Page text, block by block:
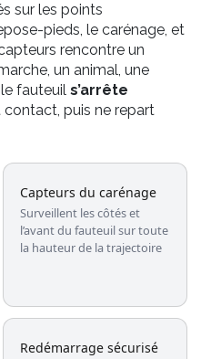
sur les points
pieds, le carénage, et
rencontre un
un animal, une
fauteuil s’arrête
puis ne repart
Capteurs du carénage
Surveillent les côtés et
l’avant du fauteuil sur toute
la hauteur de la trajectoire
Redémarrage sécurisé